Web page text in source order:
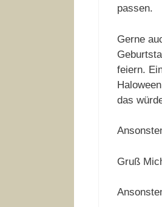
passen.
Gerne
feiern.
das
Gruß